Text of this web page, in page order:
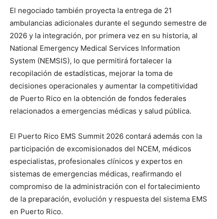
El negociado también proyecta la entrega de 21
ambulancias adicionales durante el segundo semestre de
2026 y la integración, por primera vez en su historia, al
National Emergency Medical Services Information
System (NEMSIS), lo que permitirá fortalecer la
recopilación de estadísticas, mejorar la toma de
decisiones operacionales y aumentar la competitividad
de Puerto Rico en la obtención de fondos federales
relacionados a emergencias médicas y salud pública.
El Puerto Rico EMS Summit 2026 contará además con la
participación de excomisionados del NCEM, médicos
especialistas, profesionales clínicos y expertos en
sistemas de emergencias médicas, reafirmando el
compromiso de la administración con el fortalecimiento
de la preparación, evolución y respuesta del sistema EMS
en Puerto Rico.